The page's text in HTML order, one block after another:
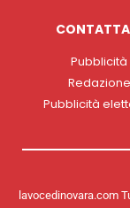
Pubblicità
Redazione
Pubblicità
lavocedinovara.com